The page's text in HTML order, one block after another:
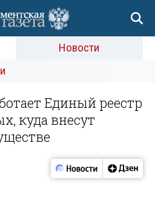
Новости
Единый реестр
куда внесут